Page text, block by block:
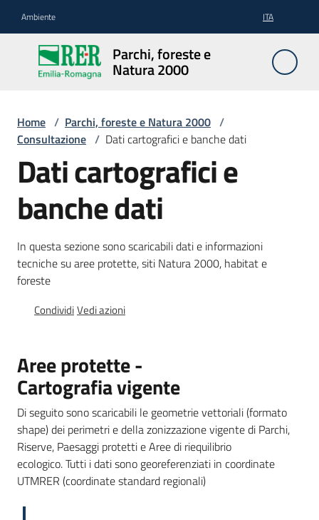
Ambiente ITA
Parchi, foreste e
Natura 2000
Parchi,
foreste
e
2000
Aree
Protette
Rete
Natura
Biodiversità
Consultazione
Home / Parchi, foreste e Natura 2000 /
Consultazione / Dati cartografici e banche dati
Dati cartografici e
banche dati
In questa sezione sono scaricabili dati e informazioni
tecniche su aree protette, siti Natura 2000, habitat e
foreste
CondividiVedi azioni
Aree protette -
Cartografia vigente
Di seguito sono scaricabili le geometrie vettoriali (formato
shape) dei perimetri e della zonizzazione vigente di Parchi,
Riserve, Paesaggi protetti e Aree di riequilibrio
ecologico. Tutti i dati sono georeferenziati in coordinate
UTMRER (coordinate standard regionali)